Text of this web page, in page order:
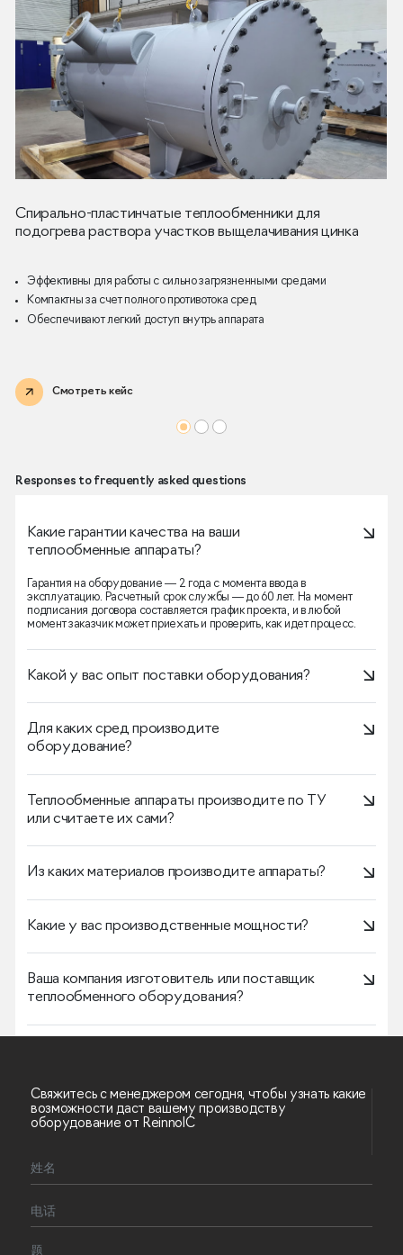
Спирально-пластинчатые теплообменники для
подогрева раствора участков выщелачивания цинка
Эффективны для работы с сильно загрязненными средами
Компактны за счет полного противотока сред
Обеспечивают легкий доступ внутрь аппарата
Смотреть кейс
Responses to frequently asked questions
Какие гарантии качества на ваши
теплообменные аппараты?
Гарантия на оборудование — 2 года с момента ввода в
эксплуатацию. Расчетный срок службы — до 60 лет. На момент
подписания договора составляется график проекта, и в любой
момент заказчик может приехать и проверить, как идет процесс.
Какой у вас опыт поставки оборудования?
Для каких сред производите
оборудование?
Теплообменные аппараты производите по ТУ
или считаете их сами?
Из каких материалов производите аппараты?
Какие у вас производственные мощности?
Ваша компания изготовитель или поставщик
теплообменного оборудования?
Свяжитесь с менеджером сегодня, чтобы узнать какие
возможности даст вашему производству
оборудование от ReinnolC